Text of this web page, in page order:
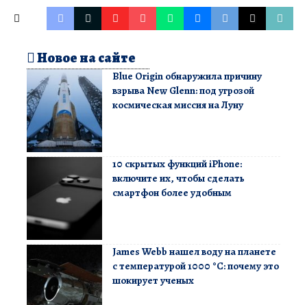
Новое на сайте
Blue Origin обнаружила причину
взрыва New Glenn: под угрозой
космическая миссия на Луну
10 скрытых функций iPhone:
включите их, чтобы сделать
смартфон более удобным
James Webb нашел воду на планете
с температурой 1000 °C: почему это
шокирует ученых